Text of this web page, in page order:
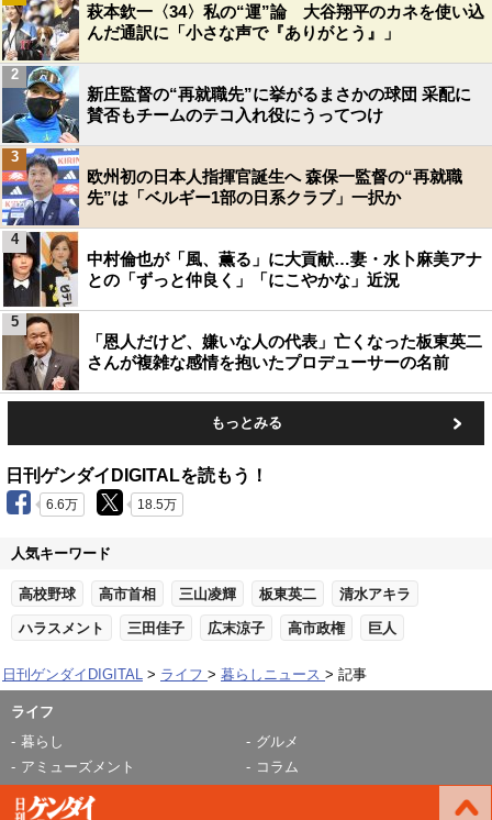
萩本欽一〈34〉私の“運”論 大谷翔平のカネを使い込
んだ通訳に「小さな声で『ありがとう』」
新庄監督の“再就職先”に挙がるまさかの球団 采配に
賛否もチームのテコ入れ役にうってつけ
2
欧州初の日本人指揮官誕生へ 森保一監督の“再就職
先”は「ベルギー1部の日系クラブ」一択か
3
中村倫也が「風、薫る」に大貢献…妻・水卜麻美アナ
との「ずっと仲良く」「にこやかな」近況
4
「恩人だけど、嫌いな人の代表」亡くなった板東英二
さんが複雑な感情を抱いたプロデューサーの名前
5
もっとみる
日刊ゲンダイDIGITALを読もう！
6.6万 18.5万
人気キーワード
高校野球 高市首相 三山凌輝 板東英二 清水アキラ
ハラスメント 三田佳子 広末涼子 高市政権 巨人
日刊ゲンダイDIGITAL ライフ 暮らしニュース 記事
ライフ
暮らし
グルメ
アミューズメント
コラム